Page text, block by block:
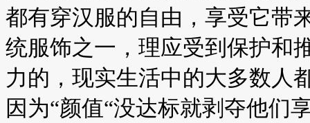
都有穿汉服的自由，享受它带
统服饰之一，理应受到保护和
力的，现实生活中的大多数人
因为“颜值“没达标就剥夺他们